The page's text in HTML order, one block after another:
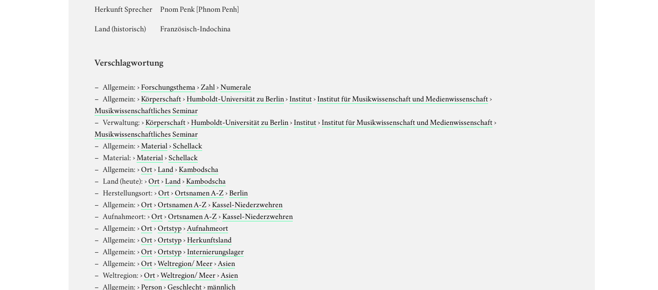
Herkunft Sprecher
Pnom Penk [Phnom Penh]
Land (historisch)
Französisch-Indochina
Verschlagwortung
Allgemein:›Forschungsthema›Zahl›Numerale
Allgemein:›Körperschaft›Humboldt-Universität zu Berlin›Institut›Institut für Musikwissenschaft und Medienwissenschaft›
Musikwissenschaftliches Seminar
Verwaltung:›Körperschaft›Humboldt-Universität zu Berlin›Institut›Institut für Musikwissenschaft und Medienwissenschaft›
Musikwissenschaftliches Seminar
Allgemein:›Material›Schellack
Material:›Material›Schellack
Allgemein:›Ort›Land›Kambodscha
Land (heute):›Ort›Land›Kambodscha
Herstellungsort:›Ort›Ortsnamen A-Z›Berlin
Allgemein:›Ort›Ortsnamen A-Z›Kassel-Niederzwehren
Aufnahmeort:›Ort›Ortsnamen A-Z›Kassel-Niederzwehren
Allgemein:›Ort›Ortstyp›Aufnahmeort
Allgemein:›Ort›Ortstyp›Herkunftsland
Allgemein:›Ort›Ortstyp›Internierungslager
Allgemein:›Ort›Weltregion/ Meer›Asien
Weltregion:›Ort›Weltregion/ Meer›Asien
Allgemein:›Person›Geschlecht›männlich